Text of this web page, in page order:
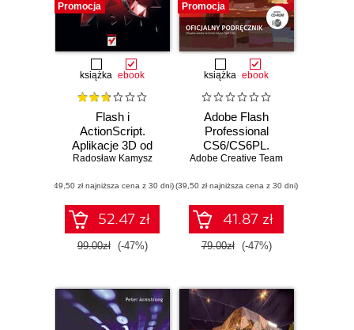
Promocja
książka ebook
Flash i
ActionScript.
Aplikacje 3D od
podstaw
Radosław Kamysz
(49,50 zł najniższa cena z 30 dni)
52.47 zł
99.00zł (-47%)
Promocja
książka ebook
Adobe Flash
Professional
CS6/CS6PL.
Oficjalny
Adobe Creative Team
(39,50 zł najniższa cena z 30 dni)
41.87 zł
79.00zł (-47%)